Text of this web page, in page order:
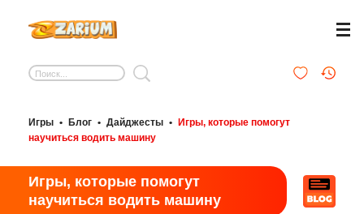
Игры • Блог • Дайджесты •
Игры, которые помогут
научиться водить машину
Игры, которые помогут
научиться водить машину